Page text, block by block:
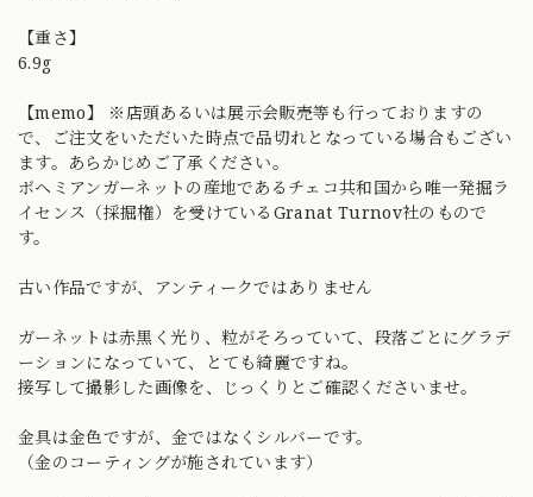
【重さ】
6.9g
【memo】 ※店頭あるいは展示会販売等も行っておりますの
で、ご注文をいただいた時点で品切れとなっている場合もござい
ます。あらかじめご了承ください。
ボヘミアンガーネットの産地であるチェコ共和国から唯一発掘ラ
イセンス（採掘権）を受けているGranat Turnov社のもので
す。
古い作品ですが、アンティークではありません
ガーネットは赤黒く光り、粒がそろっていて、段落ごとにグラデ
ーションになっていて、とても綺麗ですね。
接写して撮影した画像を、じっくりとご確認くださいませ。
金具は金色ですが、金ではなくシルバーです。
（金のコーティングが施されています）